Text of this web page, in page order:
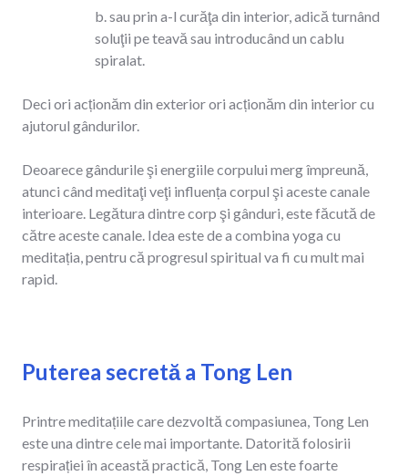
b. sau prin a-l curăţa din interior, adică turnând
soluţii pe teavă sau introducând un cablu
spiralat.
Deci ori acționăm din exterior ori acționăm din interior cu
ajutorul gândurilor.
Deoarece gândurile şi energiile corpului merg împreună,
atunci când meditaţi veţi influența corpul şi aceste canale
interioare. Legătura dintre corp şi gânduri, este făcută de
către aceste canale. Idea este de a combina yoga cu
meditația, pentru că progresul spiritual va fi cu mult mai
rapid.
Puterea secretă a Tong Len
Printre meditațiile care dezvoltă compasiunea, Tong Len
este una dintre cele mai importante. Datorită folosirii
respirației în această practică, Tong Len este foarte